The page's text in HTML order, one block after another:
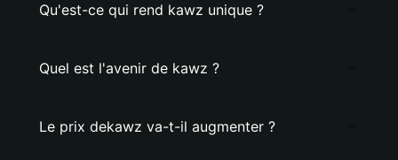
Qu'est-ce qui rend kawz unique ?
Quel est l'avenir de kawz ?
Le prix dekawz va-t-il augmenter ?